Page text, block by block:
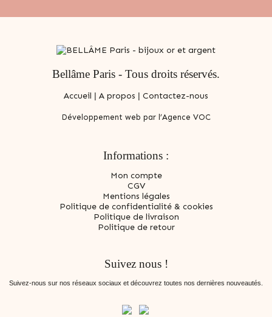
Bellâme Paris - Tous droits réservés.
Accueil | A propos | Contactez-nous
Développement web par l’Agence VOC
Informations :
Mon compte
CGV
Mentions légales
Politique de confidentialité & cookies
Politique de livraison
Politique de retour
Suivez nous !
Suivez-nous sur nos réseaux sociaux et découvrez toutes nos dernières nouveautés.